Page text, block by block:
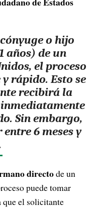
o hijo
años) de un
el proceso
rápido. Esto se
recibirá la
Sin embargo,
6 meses y
directode un
puede tomar
que el solicitante